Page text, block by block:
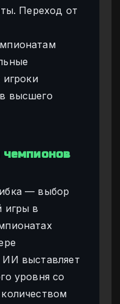
Переход от
игроки
высшего
— выбор
игры в
выставляет
уровня со